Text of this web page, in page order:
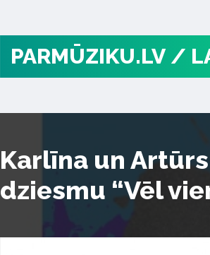
PARMŪZIKU.LV /
Karlīna un
dziesmu “Vēl